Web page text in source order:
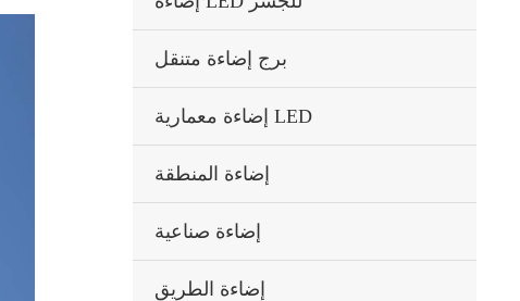
برج إضاءة متنقل
إضاءة معمارية LED
إضاءة المنطقة
إضاءة صناعية
إضاءة الطريق